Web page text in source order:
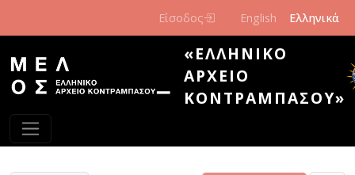
Είσοδος English Ελληνικά
«ΕΛΛΗΝΙΚΌ
ΑΡΧΕΊΟ
ΚΟΝΤΡΑΜΠΆΣΟΥ»